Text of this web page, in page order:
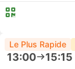
Le Plus Rapide
13:00 15:15